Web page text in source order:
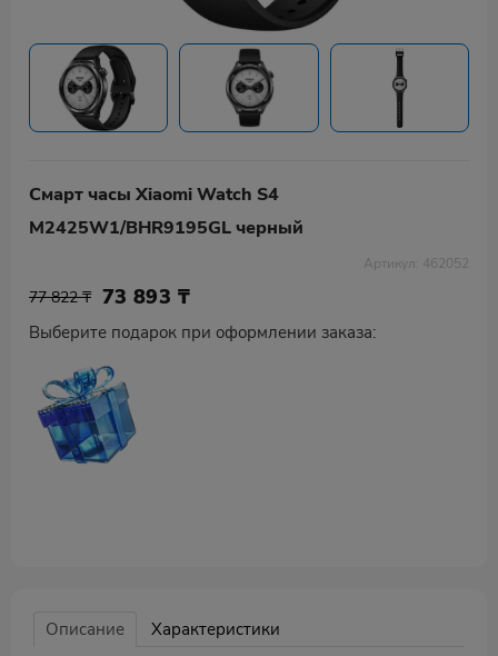
Смарт часы Xiaomi Watch S4
M2425W1/BHR9195GL черный
Артикул: 462052
77 822 ₸ 73 893 ₸
Выберите подарок при оформлении заказа:
Описание
Характеристики